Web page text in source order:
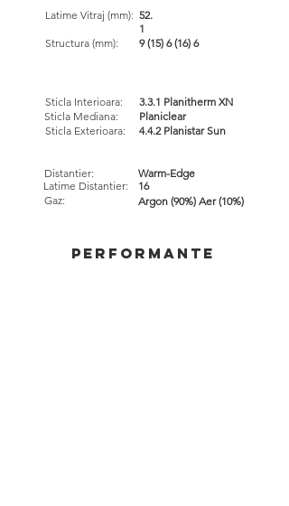
Argon (90%) Aer (10%)
Gaz:
Latime Vitraj (mm): 52.
1
Structura (mm):
Sticla Interioara:
Sticla Exterioara:
Distantier:
Latime Distantier:
9 (15) 6 (16) 6
3.3.1 Planitherm XN
4.4.2 Planistar Sun
Warm-Edge
16
Planiclear
Sticla Mediana:
performante